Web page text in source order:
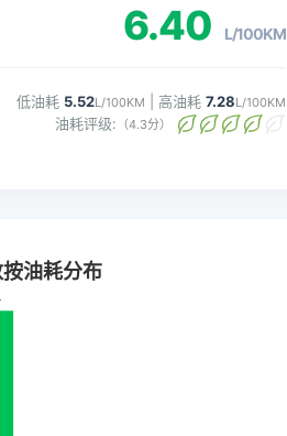
6.40 L/100KM
低油耗 5.52L/100KM | 高油耗 7.28L/100KM
油耗评级: （4.3分）